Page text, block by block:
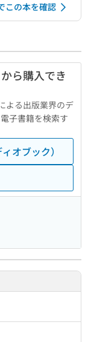
この本を確認
から購入でき
よる出版業界のデ
子書籍を検索す
オブック）